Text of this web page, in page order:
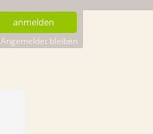
anmelden
Angemeldet bleiben